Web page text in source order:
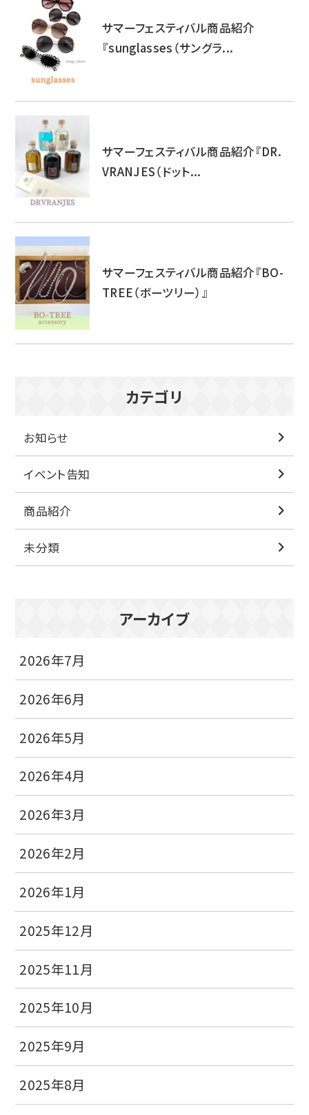
サマーフェスティバル商品紹介
『sunglasses（サングラ...
サマーフェスティバル商品紹介『DR.
VRANJES（ドット...
サマーフェスティバル商品紹介『BO-
TREE（ボーツリー）』
カテゴリ
お知らせ
イベント告知
商品紹介
未分類
アーカイブ
2026年7月
2026年6月
2026年5月
2026年4月
2026年3月
2026年2月
2026年1月
2025年12月
2025年11月
2025年10月
2025年9月
2025年8月